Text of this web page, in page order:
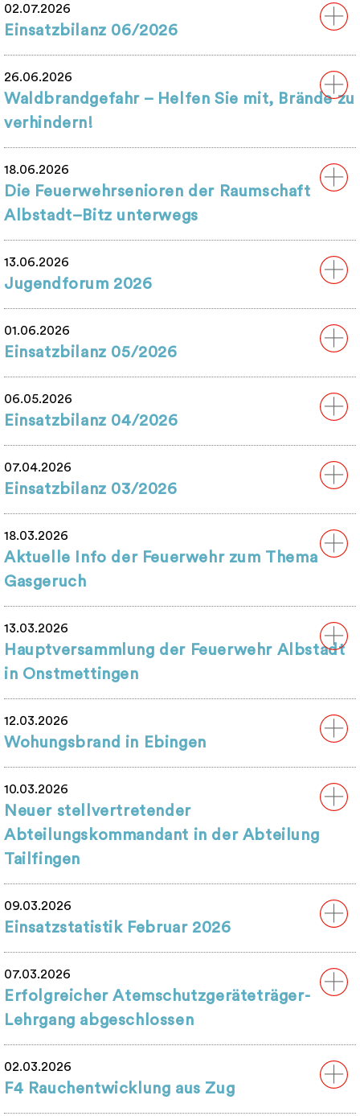
02.07.2026
Einsatzbilanz 06/2026
26.06.2026
Waldbrandgefahr – Helfen Sie mit, Brände zu
verhindern!
18.06.2026
Die Feuerwehrsenioren der Raumschaft
Albstadt–Bitz unterwegs
13.06.2026
Jugendforum 2026
01.06.2026
Einsatzbilanz 05/2026
06.05.2026
Einsatzbilanz 04/2026
07.04.2026
Einsatzbilanz 03/2026
18.03.2026
Aktuelle Info der Feuerwehr zum Thema
Gasgeruch
13.03.2026
Hauptversammlung der Feuerwehr Albstadt
in Onstmettingen
12.03.2026
Wohungsbrand in Ebingen
10.03.2026
Neuer stellvertretender
Abteilungskommandant in der Abteilung
Tailfingen
09.03.2026
Einsatzstatistik Februar 2026
07.03.2026
Erfolgreicher Atemschutzgeräteträger-
Lehrgang abgeschlossen
02.03.2026
F4 Rauchentwicklung aus Zug